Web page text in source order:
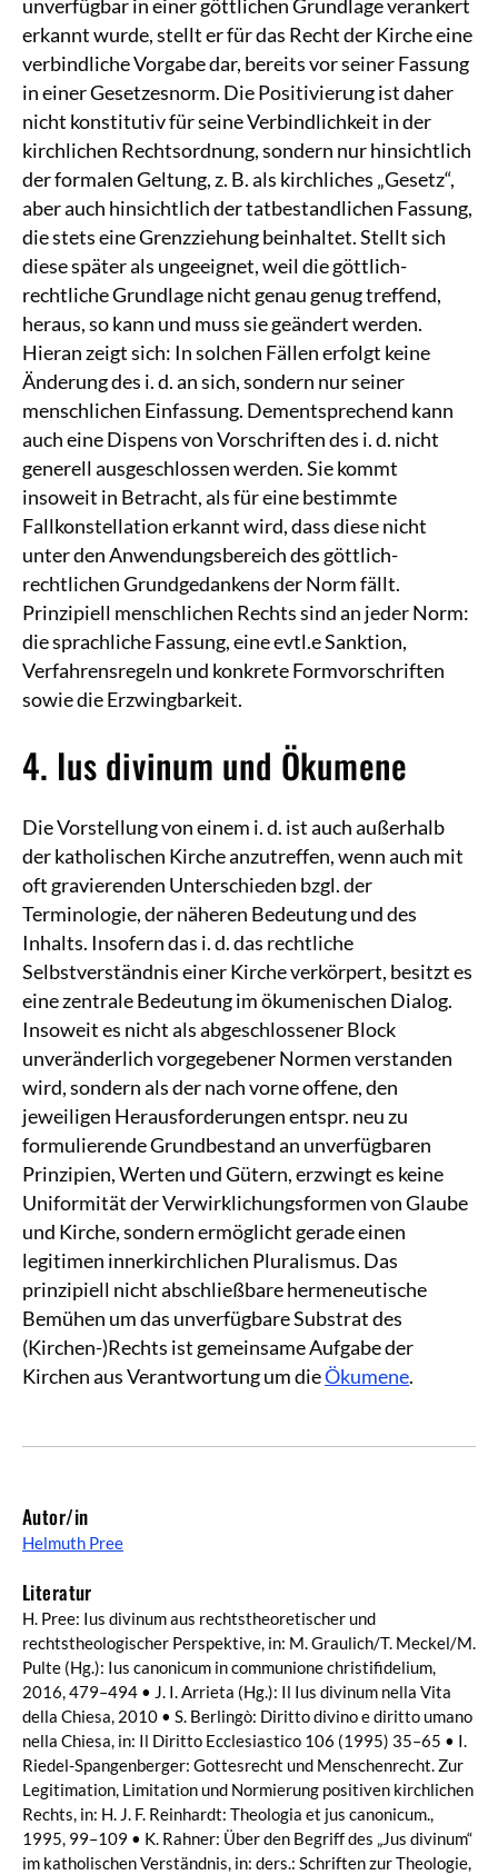
unverfügbar in einer göttlichen Grundlage verankert
erkannt wurde, stellt er für das Recht der Kirche eine
verbindliche Vorgabe dar, bereits vor seiner Fassung
in einer Gesetzesnorm. Die Positivierung ist daher
nicht konstitutiv für seine Verbindlichkeit in der
kirchlichen Rechtsordnung, sondern nur hinsichtlich
der formalen Geltung, z. B. als kirchliches „Gesetz“,
aber auch hinsichtlich der tatbestandlichen Fassung,
die stets eine Grenzziehung beinhaltet. Stellt sich
diese später als ungeeignet, weil die göttlich-
rechtliche Grundlage nicht genau genug treffend,
heraus, so kann und muss sie geändert werden.
Hieran zeigt sich: In solchen Fällen erfolgt keine
Änderung des i. d. an sich, sondern nur seiner
menschlichen Einfassung. Dementsprechend kann
auch eine Dispens von Vorschriften des i. d. nicht
generell ausgeschlossen werden. Sie kommt
insoweit in Betracht, als für eine bestimmte
Fallkonstellation erkannt wird, dass diese nicht
unter den Anwendungsbereich des göttlich-
rechtlichen Grundgedankens der Norm fällt.
Prinzipiell menschlichen Rechts sind an jeder Norm:
die sprachliche Fassung, eine evtl.e Sanktion,
Verfahrensregeln und konkrete Formvorschriften
sowie die Erzwingbarkeit.
4. Ius divinum und Ökumene
Die Vorstellung von einem i. d. ist auch außerhalb
der katholischen Kirche anzutreffen, wenn auch mit
oft gravierenden Unterschieden bzgl. der
Terminologie, der näheren Bedeutung und des
Inhalts. Insofern das i. d. das rechtliche
Selbstverständnis einer Kirche verkörpert, besitzt es
eine zentrale Bedeutung im ökumenischen Dialog.
Insoweit es nicht als abgeschlossener Block
unveränderlich vorgegebener Normen verstanden
wird, sondern als der nach vorne offene, den
jeweiligen Herausforderungen entspr. neu zu
formulierende Grundbestand an unverfügbaren
Prinzipien, Werten und Gütern, erzwingt es keine
Uniformität der Verwirklichungsformen von Glaube
und Kirche, sondern ermöglicht gerade einen
legitimen innerkirchlichen Pluralismus. Das
prinzipiell nicht abschließbare hermeneutische
Bemühen um das unverfügbare Substrat des
(Kirchen-)Rechts ist gemeinsame Aufgabe der
Kirchen aus Verantwortung um dieÖkumene.
Autor/in
Helmuth Pree
Literatur
H. Pree: Ius divinum aus rechtstheoretischer und
rechtstheologischer Perspektive, in: M. Graulich/T. Meckel/M.
Pulte (Hg.): Ius canonicum in communione christifidelium,
2016, 479–494 • J. I. Arrieta (Hg.): Il Ius divinum nella Vita
della Chiesa, 2010 • S. Berlingò: Diritto divino e diritto umano
nella Chiesa, in: Il Diritto Ecclesiastico 106 (1995) 35–65 • I.
Riedel-Spangenberger: Gottesrecht und Menschenrecht. Zur
Legitimation, Limitation und Normierung positiven kirchlichen
Rechts, in: H. J. F. Reinhardt: Theologia et jus canonicum.,
1995, 99–109 • K. Rahner: Über den Begriff des „Jus divinum“
im katholischen Verständnis, in: ders.: Schriften zur Theologie,